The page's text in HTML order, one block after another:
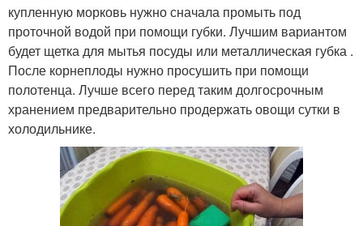
купленную морковь нужно сначала промыть под
проточной водой при помощи губки. Лучшим вариантом
будет щетка для мытья посуды или металлическая губка .
После корнеплоды нужно просушить при помощи
полотенца. Лучше всего перед таким долгосрочным
хранением предварительно продержать овощи сутки в
холодильнике.